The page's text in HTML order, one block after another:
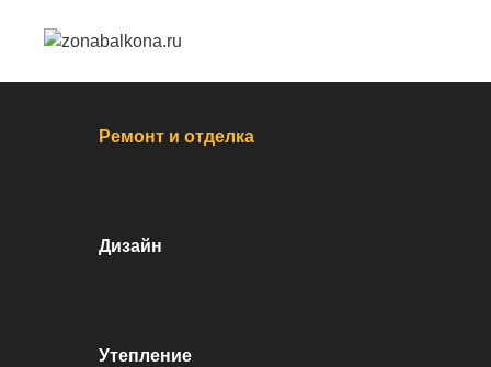
Ремонт и отделка
Дизайн
Утепление